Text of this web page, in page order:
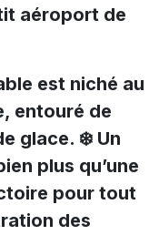
aéroport de
est niché au
entouré de
glace. ❄️ Un
plus qu’une
pour tout
des